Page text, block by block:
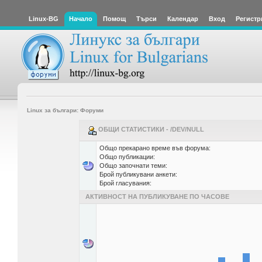
Linux-BG Начало Помощ Търси Календар Вход
Linux за българи: Форуми
ОБЩИ СТАТИСТИКИ - /DEV/NULL
Общо прекарано време във форума:
Общо публикации:
Общо започнати теми:
Брой публикувани анкети:
Брой гласувания:
АКТИВНОСТ НА ПУБЛИКУВАНЕ ПО ЧАСОВЕ